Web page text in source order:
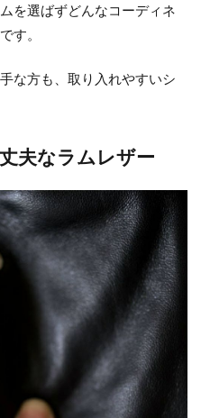
を選ばずどんなコーディネ
す。
な方も、取り入れやすいシ
夫なラムレザー